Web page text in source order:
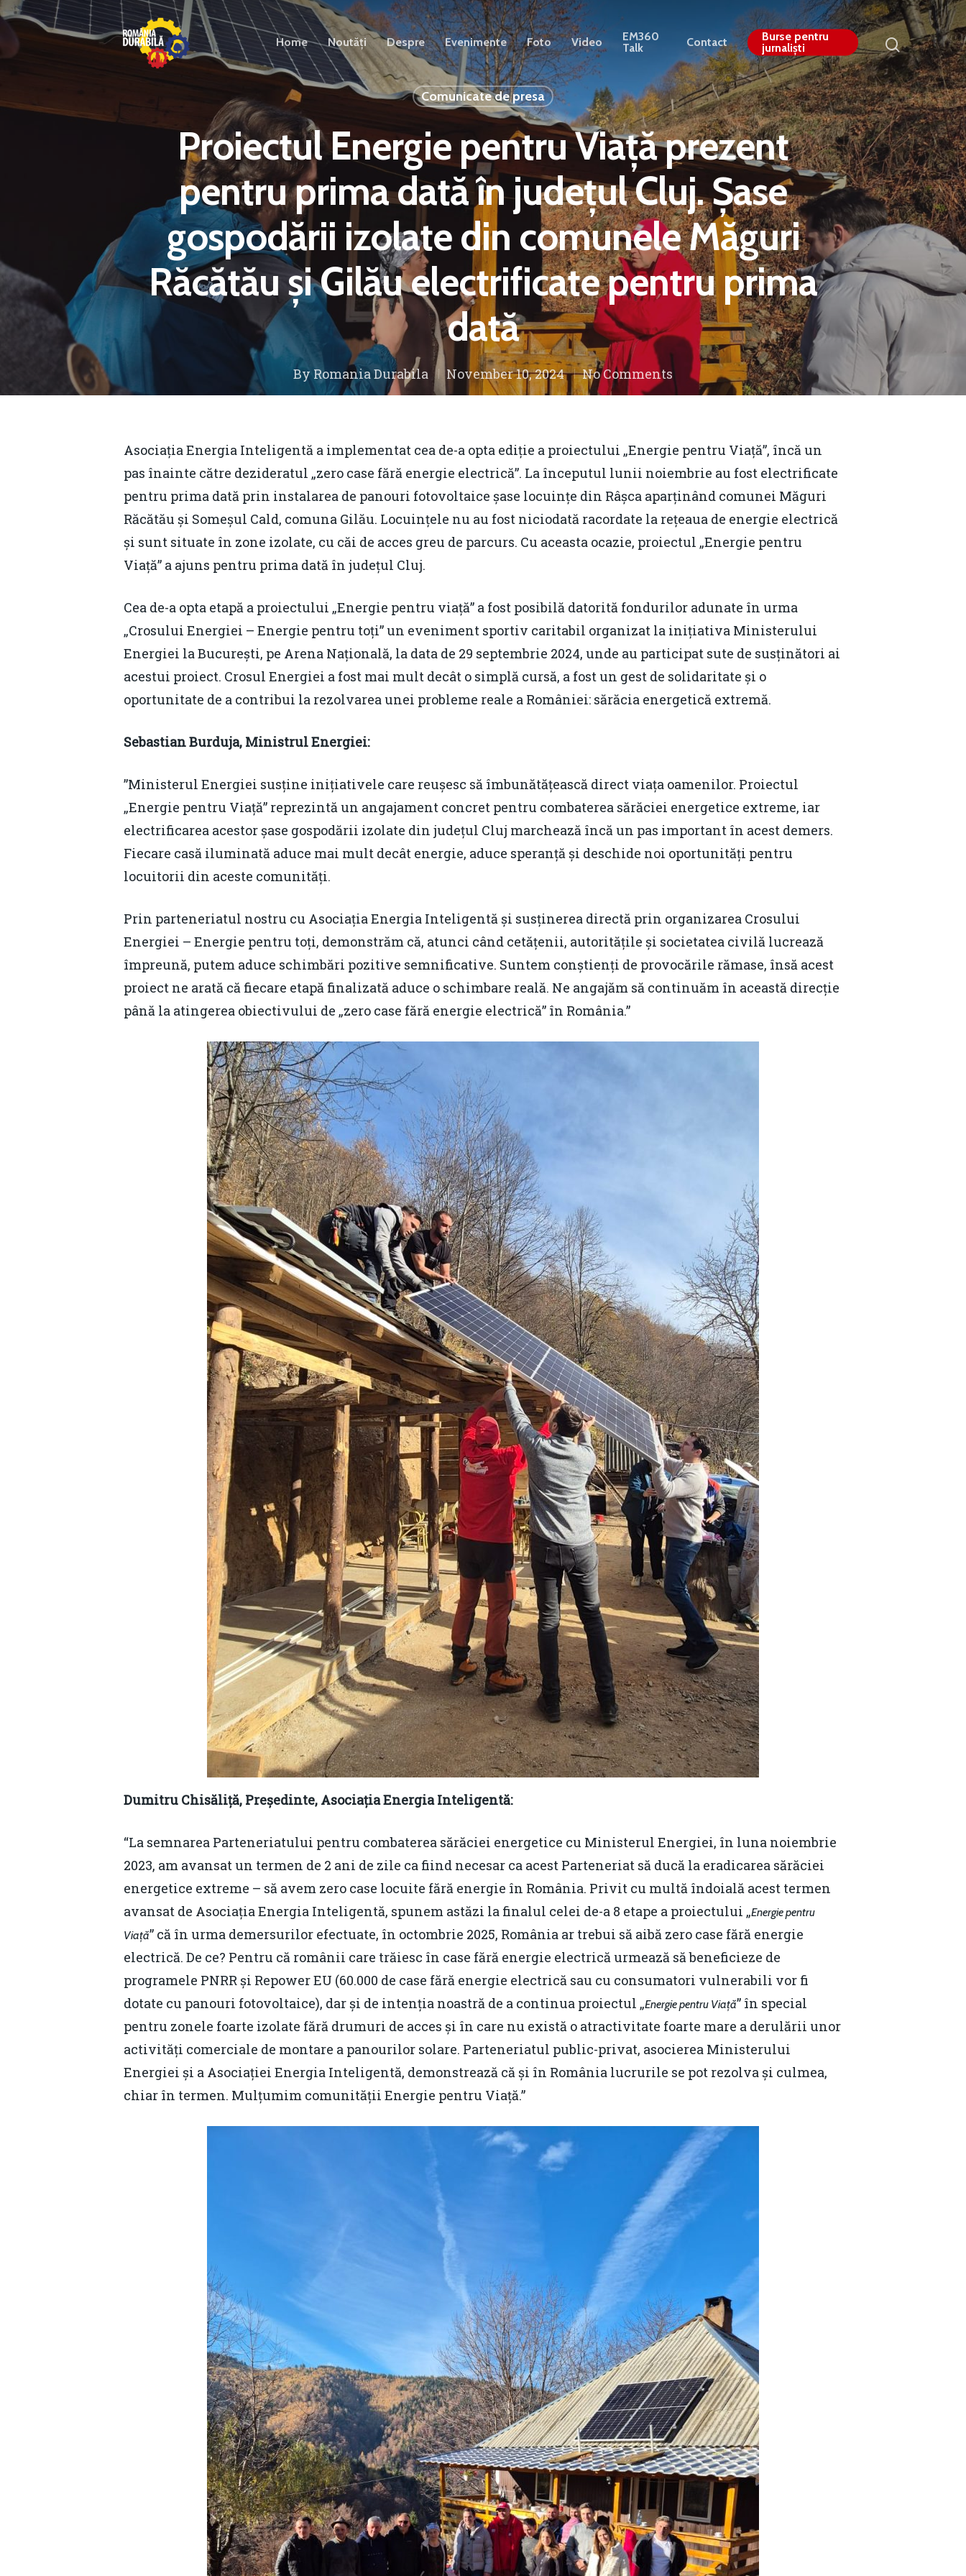
Home Noutăți Despre Evenimente Foto Video
EM360
Talk
Contact
Burse pentru
jurnaliști
Comunicate de presa
Proiectul Energie pentru Viață prezent
pentru prima dată în județul Cluj. Șase
gospodării izolate din comunele Măguri
Răcătău și Gilău electrificate pentru prima
dată
By Romania Durabila November 10, 2024 No Comments
Asociația Energia Inteligentă a implementat cea de-a opta ediție a proiectului „Energie pentru Viață”, încă un
pas înainte către dezideratul „zero case fără energie electrică”. La începutul lunii noiembrie au fost electrificate
pentru prima dată prin instalarea de panouri fotovoltaice șase locuințe din Râșca aparținând comunei Măguri
Răcătău și Someșul Cald, comuna Gilău. Locuințele nu au fost niciodată racordate la rețeaua de energie electrică
și sunt situate în zone izolate, cu căi de acces greu de parcurs. Cu aceasta ocazie, proiectul „Energie pentru
Viață” a ajuns pentru prima dată în județul Cluj.
Cea de-a opta etapă a proiectului „Energie pentru viață” a fost posibilă datorită fondurilor adunate în urma
„Crosului Energiei – Energie pentru toți” un eveniment sportiv caritabil organizat la inițiativa Ministerului
Energiei la București, pe Arena Națională, la data de 29 septembrie 2024, unde au participat sute de susținători ai
acestui proiect. Crosul Energiei a fost mai mult decât o simplă cursă, a fost un gest de solidaritate și o
oportunitate de a contribui la rezolvarea unei probleme reale a României: sărăcia energetică extremă.
Sebastian Burduja, Ministrul Energiei:
”Ministerul Energiei susține inițiativele care reușesc să îmbunătățească direct viața oamenilor. Proiectul
„Energie pentru Viață” reprezintă un angajament concret pentru combaterea sărăciei energetice extreme, iar
electrificarea acestor șase gospodării izolate din județul Cluj marchează încă un pas important în acest demers.
Fiecare casă iluminată aduce mai mult decât energie, aduce speranță și deschide noi oportunități pentru
locuitorii din aceste comunități.
Prin parteneriatul nostru cu Asociația Energia Inteligentă și susținerea directă prin organizarea Crosului
Energiei – Energie pentru toți, demonstrăm că, atunci când cetățenii, autoritățile și societatea civilă lucrează
împreună, putem aduce schimbări pozitive semnificative. Suntem conștienți de provocările rămase, însă acest
proiect ne arată că fiecare etapă finalizată aduce o schimbare reală. Ne angajăm să continuăm în această direcție
până la atingerea obiectivului de „zero case fără energie electrică” în România.”
Dumitru Chisăliță, Președinte, Asociația Energia Inteligentă:
“La semnarea Parteneriatului pentru combaterea sărăciei energetice cu Ministerul Energiei, în luna noiembrie
2023, am avansat un termen de 2 ani de zile ca fiind necesar ca acest Parteneriat să ducă la eradicarea sărăciei
energetice extreme – să avem zero case locuite fără energie în România. Privit cu multă îndoială acest termen
avansat de Asociația Energia Inteligentă, spunem astăzi la finalul celei de-a 8 etape a proiectului „Energie pentru
Viață” că în urma demersurilor efectuate, în octombrie 2025, România ar trebui să aibă zero case fără energie
electrică. De ce? Pentru că românii care trăiesc în case fără energie electrică urmează să beneficieze de
programele PNRR și Repower EU (60.000 de case fără energie electrică sau cu consumatori vulnerabili vor fi
dotate cu panouri fotovoltaice), dar și de intenția noastră de a continua proiectul „Energie pentru Viață” în special
pentru zonele foarte izolate fără drumuri de acces și în care nu există o atractivitate foarte mare a derulării unor
activități comerciale de montare a panourilor solare. Parteneriatul public-privat, asocierea Ministerului
Energiei și a Asociației Energia Inteligentă, demonstrează că și în România lucrurile se pot rezolva și culmea,
chiar în termen. Mulțumim comunității Energie pentru Viață.”